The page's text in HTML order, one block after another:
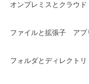
オンプレミスとクラウ
ファイルと拡張子 アプ
フォルダとディレクト